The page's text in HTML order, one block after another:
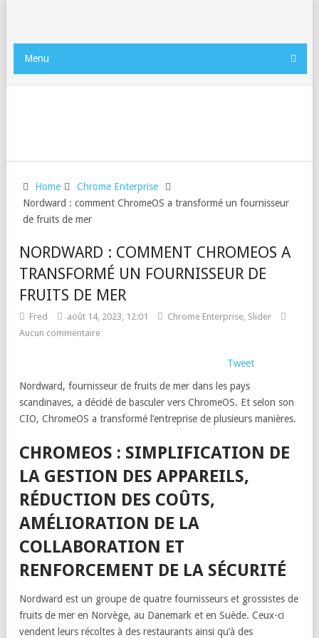
Menu
Home
Chrome Enterprise
Nordward : comment ChromeOS a transformé un fournisseur
de fruits de mer
NORDWARD : COMMENT CHROMEOS A
TRANSFORMÉ UN FOURNISSEUR DE
FRUITS DE MER
Fred août 14, 2023, 12:01 Chrome Enterprise, Slider
Aucun commentaire
Tweet
Nordward, fournisseur de fruits de mer dans les pays
scandinaves, a décidé de basculer vers ChromeOS. Et selon son
CIO, ChromeOS a transformé l’entreprise de plusieurs manières.
CHROMEOS : SIMPLIFICATION DE
LA GESTION DES APPAREILS,
RÉDUCTION DES COÛTS,
AMÉLIORATION DE LA
COLLABORATION ET
RENFORCEMENT DE LA SÉCURITÉ
Nordward est un groupe de quatre fournisseurs et grossistes de
fruits de mer en Norvège, au Danemark et en Suède. Ceux-ci
vendent leurs récoltes à des restaurants ainsi qu’à des